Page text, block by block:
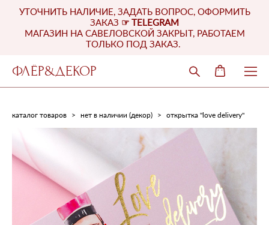
УТОЧНИТЬ НАЛИЧИЕ, ЗАДАТЬ ВОПРОС, ОФОРМИТЬ
ЗАКАЗ ☞ TELEGRAM
МАГАЗИН НА САВЕЛОВСКОЙ ЗАКРЫТ, РАБОТАЕМ
ТОЛЬКО ПОД ЗАКАЗ.
ФЛЁР&ДЕКОР
каталог товаров > нет в наличии (декор) > открытка "love delivery"